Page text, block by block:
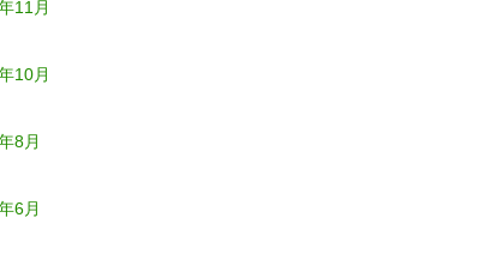
11月
10月
8月
6月